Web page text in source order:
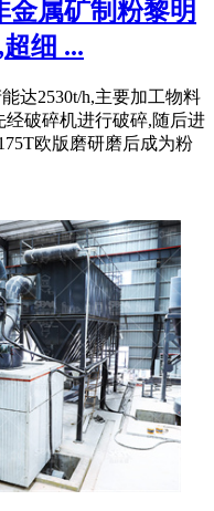
金属矿制粉黎明
细 ...
达2530t/h,主要加工物料
破碎机进行破碎,随后进
欧版磨研磨后成为粉